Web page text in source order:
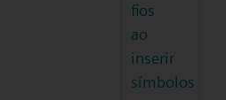
fios
ao
inserir
símbolos